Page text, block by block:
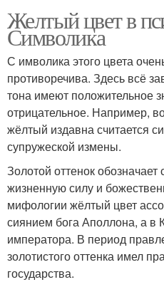
Желтый цвет в
Символика
С имволика этого цвета
противоречива. Здесь всё
тона имеют положительное
отрицательное. Например,
жёлтый издавна считается
супружеской измены.
Золотой оттенок
жизненную силу и
мифологии жёлтый цвет
сиянием бога Аполлона, а в
императора. В период
золотистого оттенка имел
государства.